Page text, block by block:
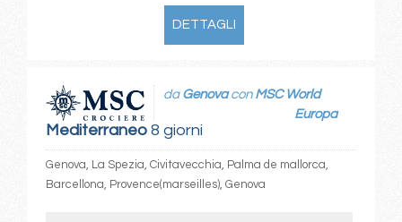
DETTAGLI
Mediterraneo8 giorni
da Genovacon MSC World
Europa
Genova, La Spezia, Civitavecchia, Palma de mallorca,
Barcellona, Provence(marseilles), Genova